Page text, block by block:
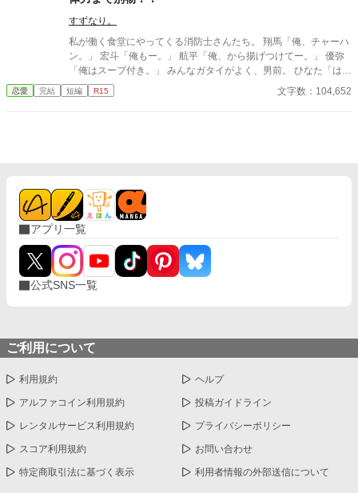
すずなり。
私が働く食堂にやってくる消防士さんたち。 翔馬「俺、チャーハ
ン。」 宏斗「俺もー。」 航平「俺、から揚げつけてー。」 優弥
「俺はスープ付き。」 みんなガタイがよく、男前。 ひなた「はー
いっ。ちょっと待ってくださいねーっ。」 慌ただしい昼時を過ぎ
ると、私の仕事は終わる。 終わった後、私は行かなきゃいけない
た一人の消防士さんが・・・私に言った。 「俺は太陽がいてもい
い。・・・太陽の『パパ』になる。」 「俺はひなたが好き
だ。・・・絶対振り向かせるから覚悟しとけよ？」 ※お話に出て
くる内容は、全て想像の世界です。現実世界とは何ら関係ありま
せん。 ※感想やコメントは受け付けることができません。 メンタ
ルが薄氷なもので・・・すみません。 言葉も足りませんが読んで
恋愛 完結 短編 R15 文字数：104,652
アプリ一覧
公式SNS一覧
ご利用について
利用規約 ヘルプ
アルファコイン利用規約 投稿ガイドライン
レンタルサービス利用規約 プライバシーポリシー
スコア利用規約 お問い合わせ
特定商取引法に基づく表示 利用者情報の外部送信について